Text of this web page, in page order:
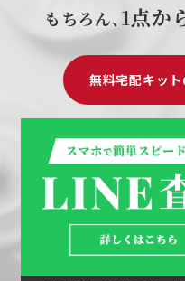
もちろん､ 1点か
無料宅配キッ